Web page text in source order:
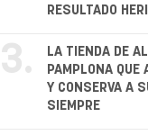
RESULTADO
3.
LA TIENDA DE
PAMPLONA QUE
Y CONSERVA A
SIEMPRE